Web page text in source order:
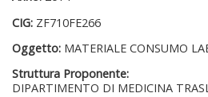
CIG: ZF710FE266
Oggetto: MATERIALE CONSUMO
Struttura Proponente:
DIPARTIMENTO DI MEDICINA